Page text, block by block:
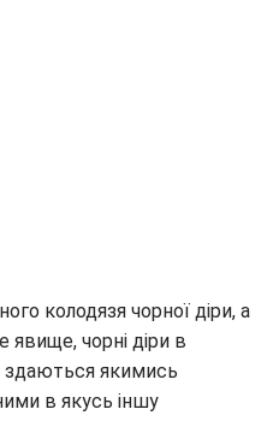
колодязя чорної діри, а
явище, чорні діри в
здаються якимись
в якусь іншу